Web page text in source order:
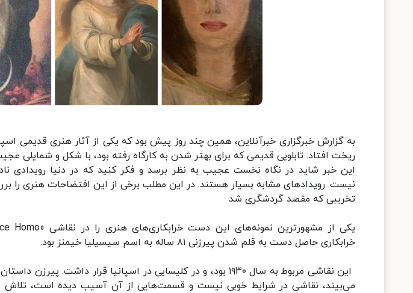
به گزارش خبرگزاری خبرآنلاین، همین چند روز پیش بود که یکی از آثار هنری قدیمی
ریخت افتاد. تابلویی قدیمی که برای بهتر شدن به کارگاه رفته بود، با شکل و شمایلی
این خبر شاید در نگاه نخست عجیب به نظر برسد و فکر کنید که در دنیا رویدادی
نیست. رویدادهای مشابه بسیار هستند. در این مطلب برخی از این افتضاحات هنری را
تخریبی که مقصد گردشگری شد
خرابکاری حاصل دست به قلم شدن پیرزنی ۸۱ ساله به اسم سیسیلیا خیمنز بود.
این نقاشی مربوط به سال ۱۹۳۰ بود، و در کلیسایی در اسپانیا قرار داشت.
می‌بیند، نقاشی در شرایط خوبی نیست و قسمت‌هایی از آن آسیب دیده است، تلاش